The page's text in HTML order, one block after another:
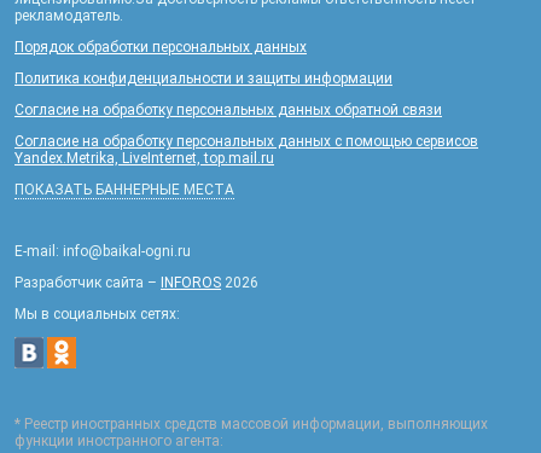
рекламодатель.
Порядок обработки персональных данных
Политика конфиденциальности и защиты информации
Согласие на обработку персональных данных обратной связи
Согласие на обработку персональных данных с помощью сервисов
Yandex.Metrika, LiveInternet, top.mail.ru
ПОКАЗАТЬ БАННЕРНЫЕ МЕСТА
E-mail: info@baikal-ogni.ru
Разработчик сайта – INFOROS 2026
Мы в социальных сетях:
* Реестр иностранных средств массовой информации, выполняющих
функции иностранного агента: